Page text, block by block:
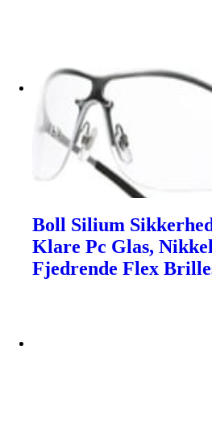
Boll Silium
Klare Pc Glas,
Fjedrende Flex